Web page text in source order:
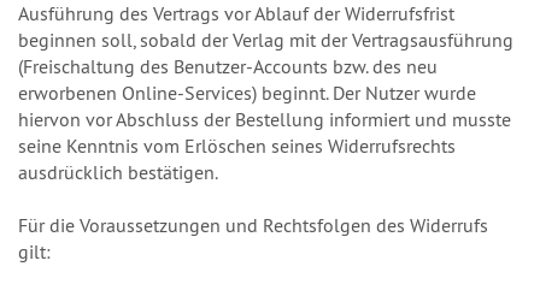
Ausführung des Vertrags vor Ablauf der Widerrufsfrist
beginnen soll, sobald der Verlag mit der Vertragsausführung
(Freischaltung des Benutzer-Accounts bzw. des neu
erworbenen Online-Services) beginnt. Der Nutzer wurde
hiervon vor Abschluss der Bestellung informiert und musste
seine Kenntnis vom Erlöschen seines Widerrufsrechts
ausdrücklich bestätigen.
Für die Voraussetzungen und Rechtsfolgen des Widerrufs
gilt: